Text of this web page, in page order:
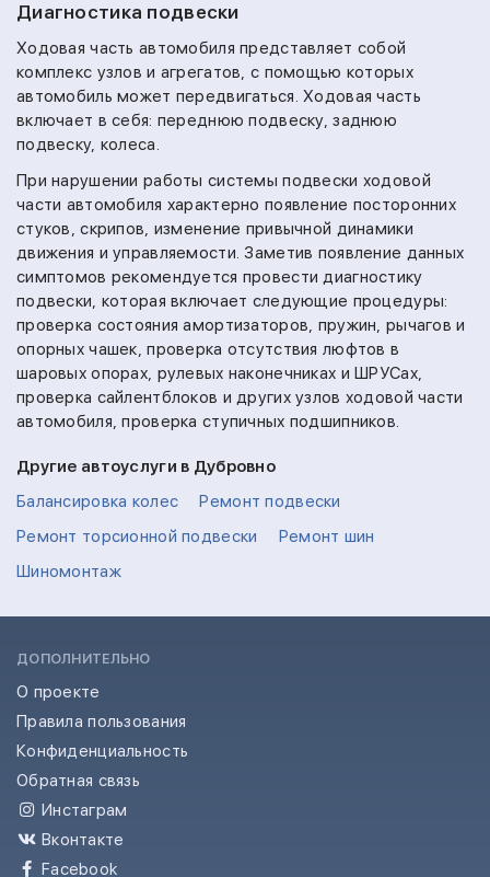
Диагностика подвески
Ходовая часть автомобиля представляет собой
комплекс узлов и агрегатов, с помощью которых
автомобиль может передвигаться. Ходовая часть
включает в себя: переднюю подвеску, заднюю
подвеску, колеса.
При нарушении работы системы подвески ходовой
части автомобиля характерно появление посторонних
стуков, скрипов, изменение привычной динамики
движения и управляемости. Заметив появление данных
симптомов рекомендуется провести диагностику
подвески, которая включает следующие процедуры:
проверка состояния амортизаторов, пружин, рычагов и
опорных чашек, проверка отсутствия люфтов в
шаровых опорах, рулевых наконечниках и ШРУСах,
проверка сайлентблоков и других узлов ходовой части
автомобиля, проверка ступичных подшипников.
Другие автоуслуги в Дубровно
Балансировка колес
Ремонт подвески
Ремонт торсионной подвески
Ремонт шин
Шиномонтаж
ДОПОЛНИТЕЛЬНО
О проекте
Правила пользования
Конфиденциальность
Обратная связь
Инстаграм
Вконтакте
Facebook